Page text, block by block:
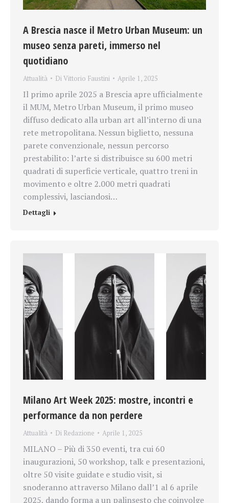
A Brescia nasce il Metro Urban Museum: un
museo senza pareti, immerso nel
quotidiano
Attualità DiVittorio Faustini Aprile 1, 2025
Il primo aprile 2025 a Brescia apre ufficialmente
il MUM, Metro Urban Museum, il primo museo
diffuso dedicato alla urban art all’interno di una
rete metropolitana. Nessun biglietto, nessuna
parete convenzionale, nessun percorso
prestabilito: l’arte si distribuisce su 600 metri
quadrati di superficie verticale, quattro treni in
movimento e oltre 2.000 metri quadrati
complessivi, lasciandosi…
Dettagli
Milano Art Week 2025: mostre, incontri e
performance da non perdere
Attualità Di Redazione Aprile 1, 2025
MILANO – Più di 350 eventi, tra cui 60
inaugurazioni, 50 workshop, talk e presentazioni,
oltre 50 visite guidate e studio visit, si
snoderanno attraverso Milano dall’1 al 6 aprile
2025, dando forma a un palinsesto che coinvolge